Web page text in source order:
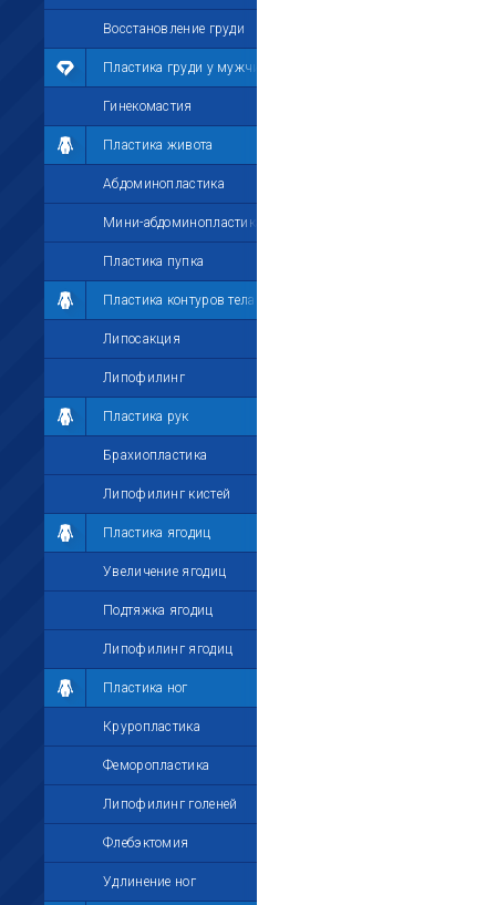
Восстановление груди
Пластика груди у мужчин
Гинекомастия
Пластика живота
Абдоминопластика
Мини-абдоминопластика
Пластика пупка
Пластика контуров тела
Липосакция
Липофилинг
Пластика рук
Брахиопластика
Липофилинг кистей
Пластика ягодиц
Увеличение ягодиц
Подтяжка ягодиц
Липофилинг ягодиц
Пластика ног
Круропластика
Феморопластика
Липофилинг голеней
Флебэктомия
Удлинение ног